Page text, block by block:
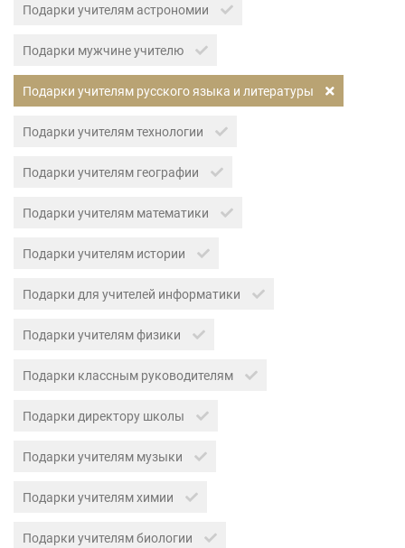
Подарки учителям астрономии
Подарки мужчине учителю
Подарки учителям русского языка и литературы
Подарки учителям технологии
Подарки учителям географии
Подарки учителям математики
Подарки учителям истории
Подарки для учителей информатики
Подарки учителям физики
Подарки классным руководителям
Подарки директору школы
Подарки учителям музыки
Подарки учителям химии
Подарки учителям биологии